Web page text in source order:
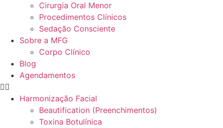
Cirurgia Oral Menor
Procedimentos Clínicos
Sedação Consciente
Sobre a MFG
Corpo Clínico
Blog
Agendamentos
Harmonização Facial
Beautification (Preenchimentos)
Toxina Botulínica